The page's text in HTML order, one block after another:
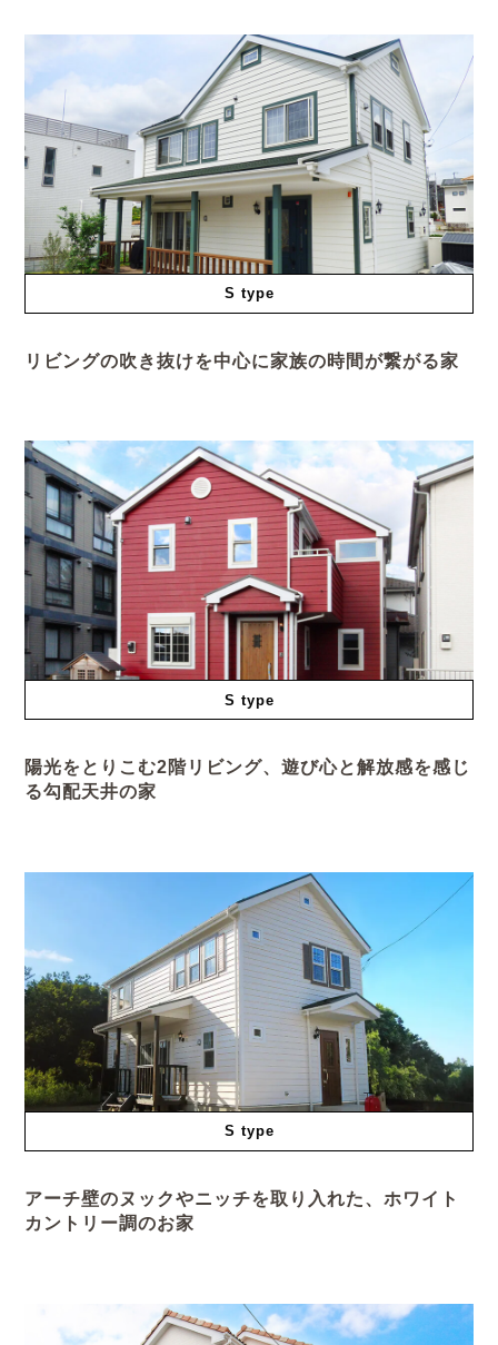
S type
リビングの吹き抜けを中心に家族の時間が繋がる家
S type
陽光をとりこむ2階リビング、遊び心と解放感を感じ
る勾配天井の家
S type
アーチ壁のヌックやニッチを取り入れた、ホワイト
カントリー調のお家